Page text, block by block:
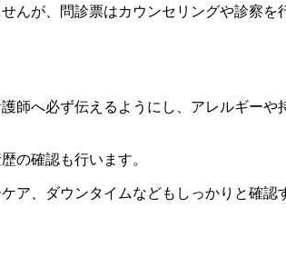
んが、問診票はカウンセリングや診察を
師へ必ず伝えるようにし、アレルギーや
の確認も行います。
ア、ダウンタイムなどもしっかりと確認